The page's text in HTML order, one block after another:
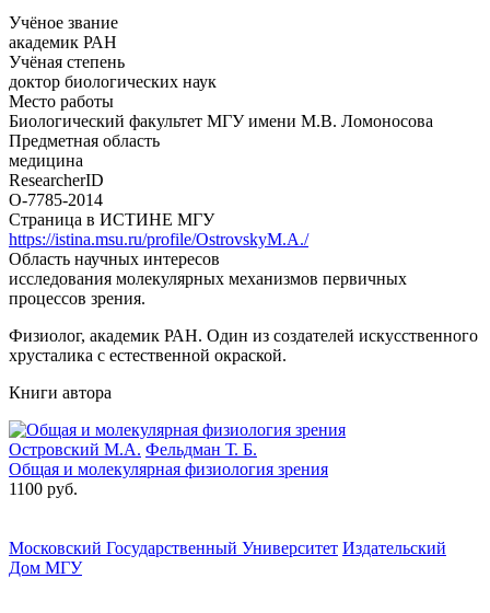
Учёное звание
академик РАН
Учёная степень
доктор биологических наук
Место работы
Биологический факультет МГУ имени М.В. Ломоносова
Предметная область
медицина
ResearcherID
O-7785-2014
Страница в ИСТИНЕ МГУ
https://istina.msu.ru/profile/OstrovskyM.A./
Область научных интересов
исследования молекулярных механизмов первичных
процессов зрения.
Физиолог, академик РАН. Один из создателей искусственного
хрусталика с естественной окраской.
Книги автора
Островский М.А. Фельдман Т. Б.
Общая и молекулярная физиология зрения
1100 руб.
Московский Государственный Университет Издательский
Дом МГУ